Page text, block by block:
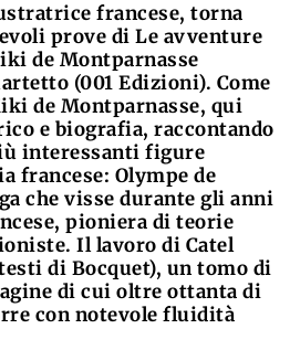
francese, torna
prove di Le avventure
de Montparnasse
(001 Edizioni). Come
de Montparnasse, qui
e biografia, raccontando
interessanti figure
francese: Olympe de
che visse durante gli anni
pioniera di teorie
Il lavoro di Catel
di Bocquet), un tomo di
di cui oltre ottanta di
con notevole fluidità